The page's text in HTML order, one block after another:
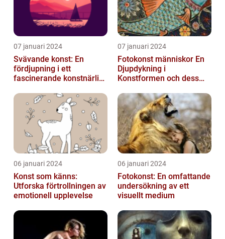
07 januari 2024
Svävande konst: En
fördjupning i ett
fascinerande konstnärligt
07 januari 2024
Fotokonst människor En
Djupdykning i
Konstformen och dess
06 januari 2024
Konst som känns:
Utforska förtrollningen av
emotionell upplevelse
06 januari 2024
Fotokonst: En omfattande
undersökning av ett
visuellt medium